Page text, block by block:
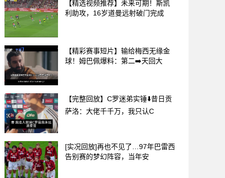
【精选视频推荐】未来可期！斯凯
利助攻，16岁道曼远射破门完成
【精彩赛事短片】输给梅西无缘金
球！姆巴佩爆料：第二➡️天回大
【完整回放】C罗迷弟实锤⬇️昔日贡
萨洛：大佬千千万，我只认C
[实况回放]再也不见了…97年巴雷西
告别赛的梦幻阵容，当年安